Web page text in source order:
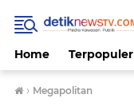
Home Terpopuler
› Megapolitan